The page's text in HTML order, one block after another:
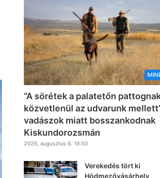
“A sörétek a palatetőn
közvetlenül az udvarunk
vadászok miatt bosszankodnak
Kiskundorozsmán
2026, augusztus 6. 19:50
Verekedés tört ki
Hódmezővásárhely